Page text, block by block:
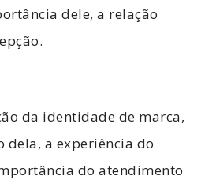
dele, a relação
da identidade de marca,
dela, a experiência do
do atendimento